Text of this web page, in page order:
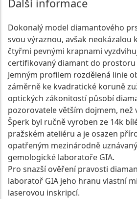
Další informace
Dokonalý model diamantového
svou výraznou, avšak
čtyřmi pevnými krapnami
certifikovaný diamant do prostoru
Jemným profilem rozdělená linie
záměrně ke kvadratické koruně
optických zákonitostí působí
pozorovatele větším dojmem, než
Šperk byl ručně vyroben ze 14k
pražském ateliéru a je osazen
opatřeným mezinárodně
gemologické laboratoře GIA.
Pro snazší ověření pravosti
laboratoř GIA jeho hranu vlastní
laserovou inskripcí.